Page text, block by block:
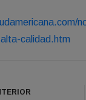
calidad.htm